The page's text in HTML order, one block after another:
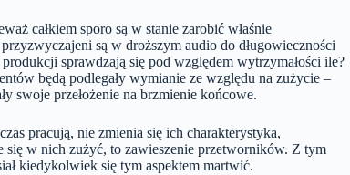
całkiem sporo są w stanie zarobić właśnie
są w droższym audio do długowieczności
sprawdzają się pod względem wytrzymałości ile?
będą podlegały wymianie ze względu na zużycie –
swoje przełożenie na brzmienie końcowe.
pracują, nie zmienia się ich charakterystyka,
się w nich zużyć, to zawieszenie przetworników. Z tym
kiedykolwiek się tym aspektem martwić.